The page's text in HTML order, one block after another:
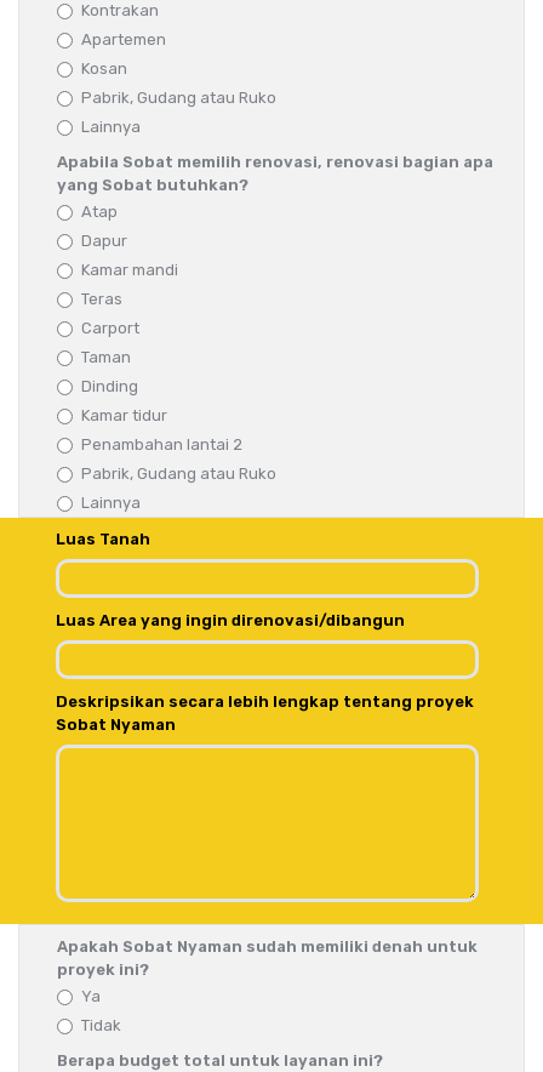
Kontrakan
Apartemen
Kosan
Pabrik, Gudang atau Ruko
Lainnya
Apabila Sobat memilih renovasi, renovasi bagian apa
yang Sobat butuhkan?
Atap
Dapur
Kamar mandi
Teras
Carport
Taman
Dinding
Kamar tidur
Penambahan lantai 2
Pabrik, Gudang atau Ruko
Lainnya
Luas Tanah
Luas Area yang ingin direnovasi/dibangun
Deskripsikan secara lebih lengkap tentang proyek
Sobat Nyaman
Apakah Sobat Nyaman sudah memiliki denah untuk
proyek ini?
Ya
Tidak
Berapa budget total untuk layanan ini?